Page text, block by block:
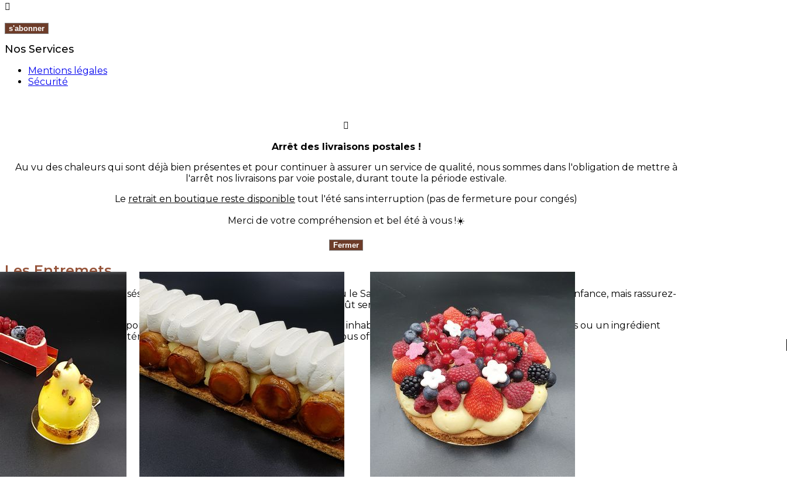

Nos Services
Mentions légales
Sécurité
Arrêt des livraisons postales !
Au vu des chaleurs qui sont déjà bien présentes et pour continuer à assurer un service de qualité, nous sommes dans l'obligation de mettre à
l'arrêt nos livraisons par voie postale, durant toute la période estivale.
Le retrait en boutique reste disponible tout l'été sans interruption (pas de fermeture pour congés)
Merci de votre compréhension et bel été à vous !☀️
Les Entremets
Nos entremets sont réalisés "à notre façon", c'est à dire que le fraisier ou le Saint Honoré n'auront pas le visuel de votre enfance, mais rassurez-
vous le goût sera là...
Cette différence appportée à nos gâteaux se traduit par une forme inhabituelle, une association de saveurs originales ou un ingrédient
intéressant ; car l'on met tout en oeuvre pour vous offrir sans cesse des créations et nouveautés.
Trier par